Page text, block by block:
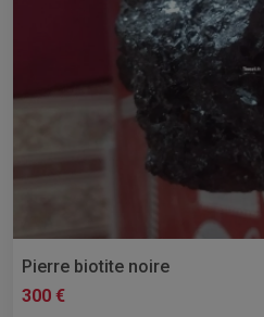
Pierre biotite noire
300 €